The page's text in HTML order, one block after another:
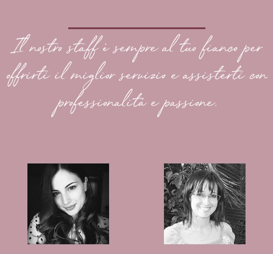
Il nostro staff è sempre al tuo fianco per
offrirti il miglior servizio e assisterti con
professionalità e passione.